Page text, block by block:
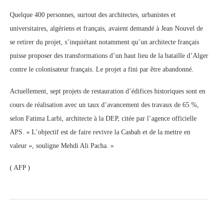
Quelque 400 personnes, surtout des architectes, urbanistes et
universitaires, algériens et français, avaient demandé à Jean Nouvel de
se retirer du projet, s’inquiétant notamment qu’un architecte français
puisse proposer des transformations d’un haut lieu de la bataille d’Alger
contre le colonisateur français. Le projet a fini par être abandonné.
Actuellement, sept projets de restauration d’édifices historiques sont en
cours de réalisation avec un taux d’avancement des travaux de 65 %,
selon Fatima Larbi, architecte à la DEP, citée par l’agence officielle
APS. « L’objectif est de faire revivre la Casbah et de la mettre en
valeur », souligne Mehdi Ali Pacha. »
( AFP )